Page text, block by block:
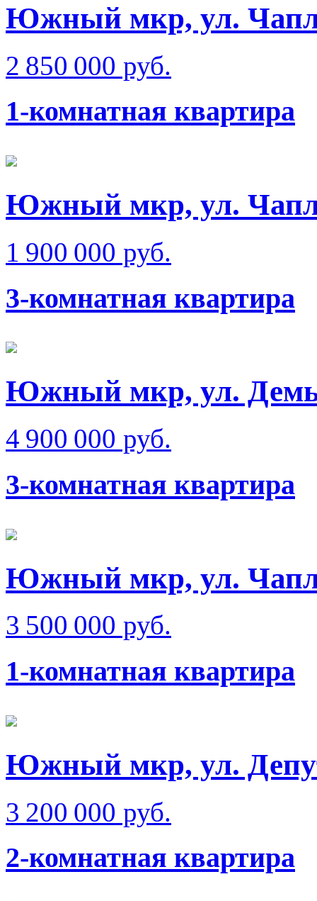
Южный мкр, ул.
2 850 000 руб.
1-комнатная квартира
Южный мкр, ул.
1 900 000 руб.
3-комнатная квартира
Южный мкр, ул.
4 900 000 руб.
3-комнатная квартира
Южный мкр, ул.
3 500 000 руб.
1-комнатная квартира
Южный мкр, ул.
3 200 000 руб.
2-комнатная квартира